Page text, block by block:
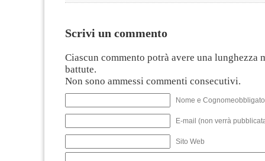
Scrivi un commento
Ciascun commento potrà avere una lunghezza
battute.
Non sono ammessi commenti consecutivi.
Nome e
E-mail (non verrà
Sito Web